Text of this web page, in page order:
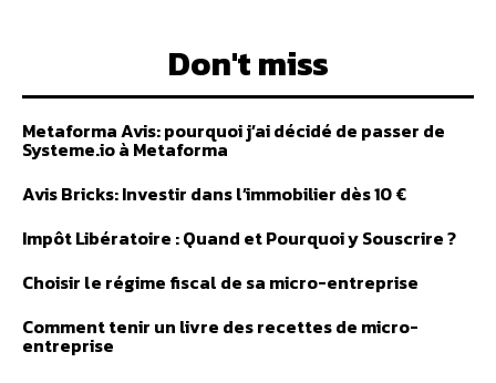
Don't miss
Metaforma Avis: pourquoi j’ai décidé de passer de
Systeme.io à Metaforma
Avis Bricks: Investir dans l’immobilier dès 10 €
Impôt Libératoire : Quand et Pourquoi y Souscrire ?
Choisir le régime fiscal de sa micro-entreprise
Comment tenir un livre des recettes de micro-
entreprise